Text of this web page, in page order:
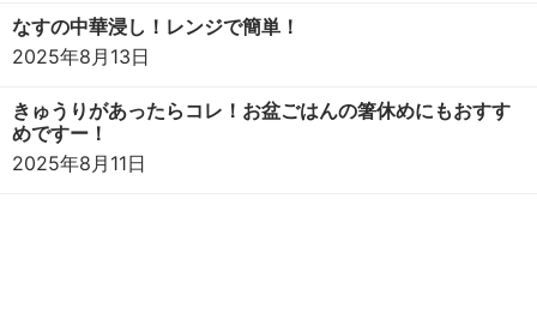
なすの中華浸し！レンジで簡単！
2025年8月13日
きゅうりがあったらコレ！お盆ごはんの箸休めにもおすす
めですー！
2025年8月11日